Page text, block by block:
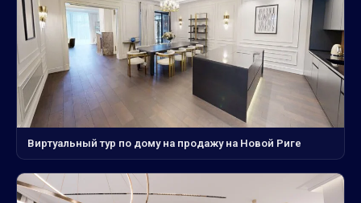
Виртуальный тур по дому на продажу на Новой Риге